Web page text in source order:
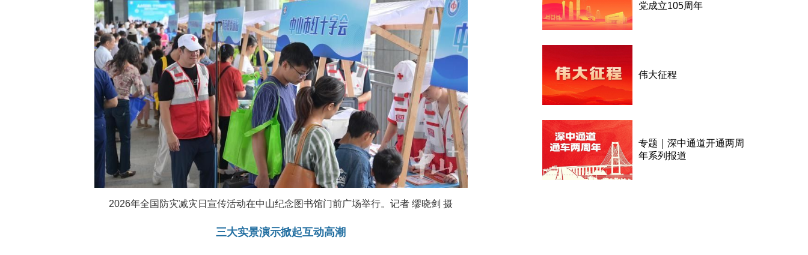
2026年全国防灾减灾日宣传活动在中山纪念图书馆门前广场举行。记者 缪晓剑 摄
三大实景演示掀起互动高潮
党成立105周年
伟大征程
专题｜深中通道开通两周
年系列报道